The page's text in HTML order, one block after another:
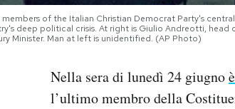
members of the Italian Christian Democrat Party's
deep political crisis. At right is Giulio Andreotti,
Minister. Man at left is unidentified. (AP Photo)
Nella sera di lunedì 24 giugno
l’ultimo membro della